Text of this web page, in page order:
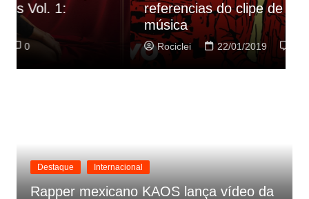
referencias do clipe de sua nova
música
Rociclei 22/01/2019 0
Destaque Internacional
Rapper mexicano KAOS lança vídeo da